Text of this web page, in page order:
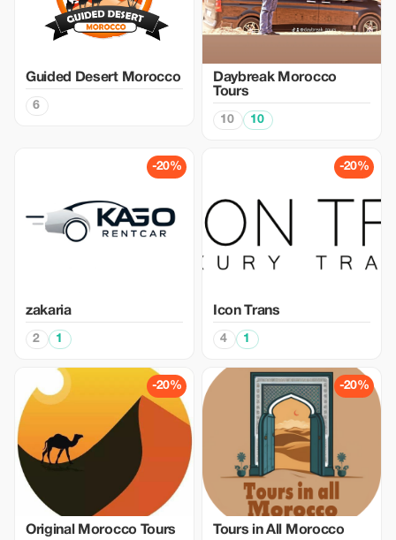
Guided Desert Morocco
6
Daybreak Morocco
Tours
10 10
-20%
zakaria
2 1
-20%
Icon Trans
4 1
-20%
Original Morocco Tours
-20%
Tours in All Morocco